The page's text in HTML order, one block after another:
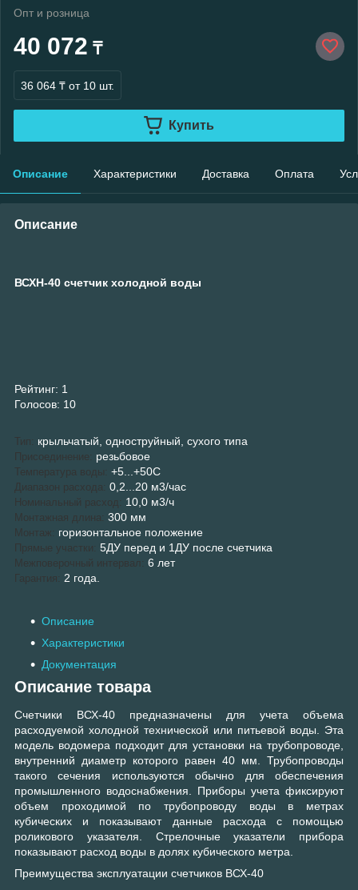
Опт и розница
40 072 ₸
36 064 ₸ от 10 шт.
Купить
Описание Характеристики Доставка Оплата
Описание
ВСХН-40 счетчик холодной воды
Рейтинг: 1
Голосов: 10
Тип: крыльчатый, одноструйный, сухого типа
Присоединение: резьбовое
Температура воды: +5...+50С
Диапазон расхода: 0,2...20 м3/час
Номинальный расход: 10,0 м3/ч
Монтажная длина: 300 мм
Монтаж: горизонтальное положение
Прямые участки: 5ДУ перед и 1ДУ после счетчика
Межповерочный интервал: 6 лет
Гарантия: 2 года.
Описание
Характеристики
Документация
Описание товара
Счетчики ВСХ-40 предназначены для учета объема
расходуемой холодной технической или питьевой воды. Эта
модель водомера подходит для установки на трубопроводе,
внутренний диаметр которого равен 40 мм. Трубопроводы
такого сечения используются обычно для обеспечения
промышленного водоснабжения. Приборы учета фиксируют
объем проходимой по трубопроводу воды в метрах
кубических и показывают данные расхода с помощью
роликового указателя. Стрелочные указатели прибора
показывают расход воды в долях кубического метра.
Преимущества эксплуатации счетчиков ВСХ-40